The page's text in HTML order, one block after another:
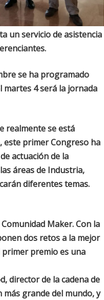
un servicio de asistencia
se ha programado
4 será la jornada
realmente se está
este primer Congreso ha
actuación de la
áreas de Industria,
diferentes temas.
Maker. Con la
dos retos a la mejor
premio es una
director de la cadena de
grande del mundo, y